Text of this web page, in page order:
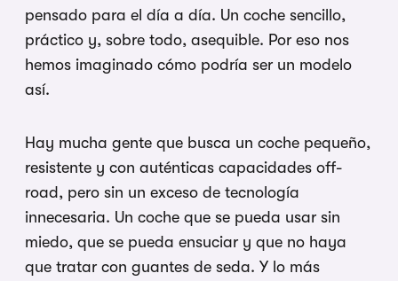
pensado para el día a día. Un coche sencillo,
práctico y, sobre todo, asequible. Por eso nos
hemos imaginado cómo podría ser un modelo
así.
Hay mucha gente que busca un coche pequeño,
resistente y con auténticas capacidades off-
road, pero sin un exceso de tecnología
innecesaria. Un coche que se pueda usar sin
miedo, que se pueda ensuciar y que no haya
que tratar con guantes de seda. Y lo más